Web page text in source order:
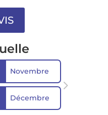
Novembre
Décembre